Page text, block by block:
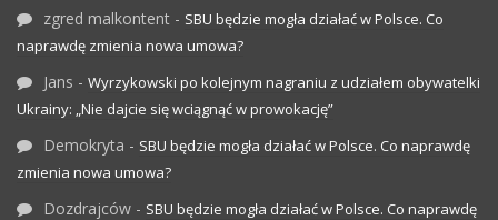
zgred malkontent - SBU będzie mogła działać w Polsce. Co
naprawdę zmienia nowa umowa?
Jans - Wyrzykowski po kolejnym nagraniu z udziałem obywatelki
Ukrainy: „Nie dajcie się wciągnąć w prowokację”
Demokryta - SBU będzie mogła działać w Polsce. Co naprawdę
zmienia nowa umowa?
Dozdrajców - SBU będzie mogła działać w Polsce. Co naprawdę